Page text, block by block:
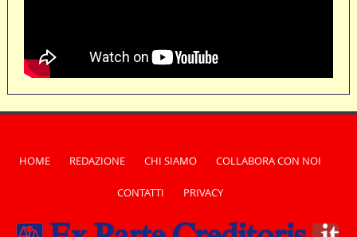
HOME REDAZIONE CHI SIAMO COLLABORA CON NOI
CONTATTI PRIVACY